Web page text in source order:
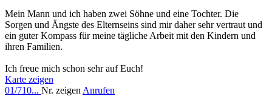
Mein Mann und ich haben zwei Söhne und eine Tochter. Die
Sorgen und Ängste des Elternseins sind mir daher sehr vertraut und
ein guter Kompass für meine tägliche Arbeit mit den Kindern und
ihren Familien.
Ich freue mich schon sehr auf Euch!
Karte zeigen
01/710... Nr. zeigen Anrufen